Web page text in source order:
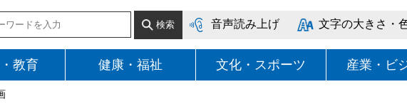
音声読み上げ 文字の大きさ・
教育 健康・福祉 文化・スポーツ 産業・ビ